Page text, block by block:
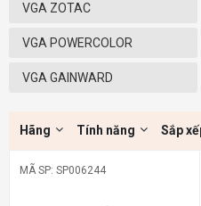
VGA ZOTAC
VGA POWERCOLOR
VGA GAINWARD
Hãng Tính năng Sắp
MÃ SP: SP006244